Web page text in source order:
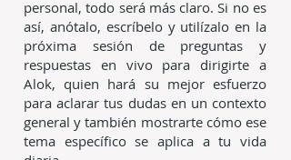
personal, todo será más claro. Si no es
así, anótalo, escríbelo y utilízalo en la
próxima sesión de preguntas y
respuestas en vivo para dirigirte a
Alok, quien hará su mejor esfuerzo
para aclarar tus dudas en un contexto
general y también mostrarte cómo ese
tema específico se aplica a tu vida